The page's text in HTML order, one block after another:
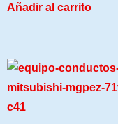
Añadir al carrito